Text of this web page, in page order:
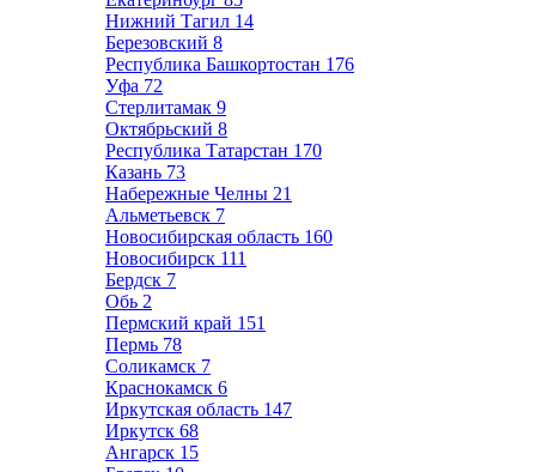
Нижний Тагил 14
Березовский 8
Республика Башкортостан 176
Уфа 72
Стерлитамак 9
Октябрьский 8
Республика Татарстан 170
Казань 73
Набережные Челны 21
Альметьевск 7
Новосибирская область 160
Новосибирск 111
Бердск 7
Обь 2
Пермский край 151
Пермь 78
Соликамск 7
Краснокамск 6
Иркутская область 147
Иркутск 68
Ангарск 15